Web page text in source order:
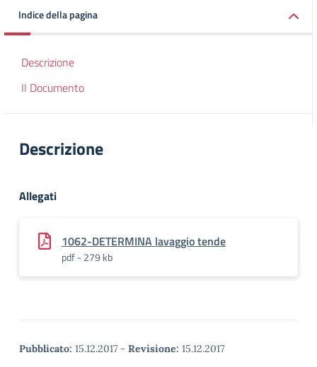
Indice della pagina
Descrizione
Il Documento
Descrizione
Allegati
1062-DETERMINA lavaggio tende
pdf - 279 kb
Pubblicato: 15.12.2017 - Revisione: 15.12.2017